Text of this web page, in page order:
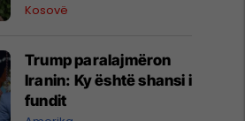
Kosovë
Trump paralajmëron
Iranin: Ky është shansi i
fundit